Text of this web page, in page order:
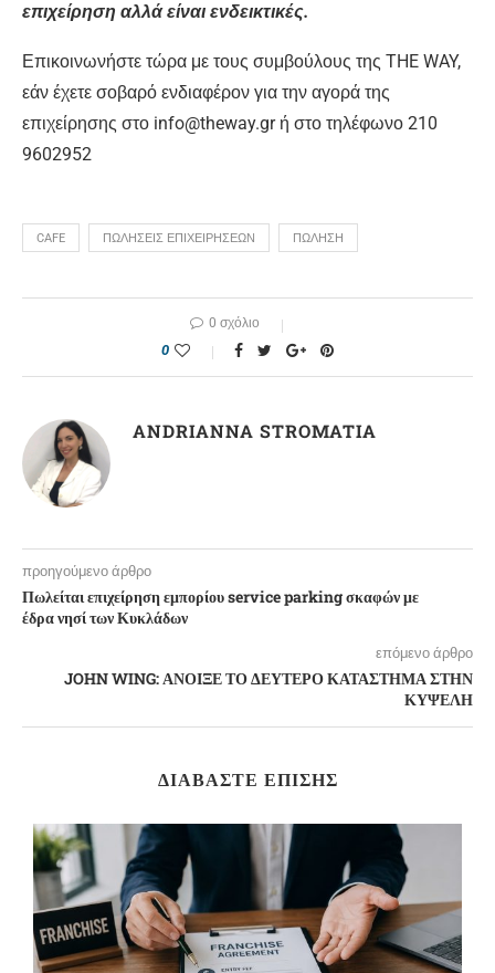
επιχείρηση αλλά είναι ενδεικτικές.
Επικοινωνήστε τώρα με τους συμβούλους της THE WAY,
εάν έχετε σοβαρό ενδιαφέρον για την αγορά της
επιχείρησης στο info@theway.gr ή στο τηλέφωνο 210
9602952
CAFE ΠΩΛΗΣΕΙΣ ΕΠΙΧΕΙΡΗΣΕΩΝ ΠΩΛΗΣΗ
0 σχόλιο
0
ANDRIANNA STROMATIA
προηγούμενο άρθρο
Πωλείται επιχείρηση εμπορίου service parking σκαφών με
έδρα νησί των Κυκλάδων
επόμενο άρθρο
JOHN WING: ΑΝΟΙΞΕ ΤΟ ΔΕΥΤΕΡΟ ΚΑΤΑΣΤΗΜΑ ΣΤΗΝ
ΚΥΨΕΛΗ
ΔΙΑΒΆΣΤΕ ΕΠΊΣΗΣ